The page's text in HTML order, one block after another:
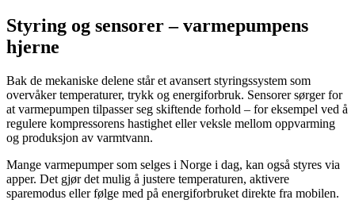
Styring og sensorer – varmepumpens
hjerne
Bak de mekaniske delene står et avansert styringssystem som
overvåker temperaturer, trykk og energiforbruk. Sensorer sørger for
at varmepumpen tilpasser seg skiftende forhold – for eksempel ved å
regulere kompressorens hastighet eller veksle mellom oppvarming
og produksjon av varmtvann.
Mange varmepumper som selges i Norge i dag, kan også styres via
apper. Det gjør det mulig å justere temperaturen, aktivere
sparemodus eller følge med på energiforbruket direkte fra mobilen.